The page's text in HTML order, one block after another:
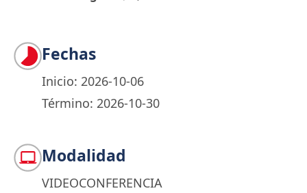
Fechas
Inicio: 2026-10-06
Término: 2026-10-30
Modalidad
VIDEOCONFERENCIA